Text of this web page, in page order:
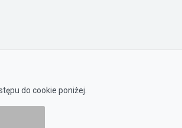
do cookie poniżej.